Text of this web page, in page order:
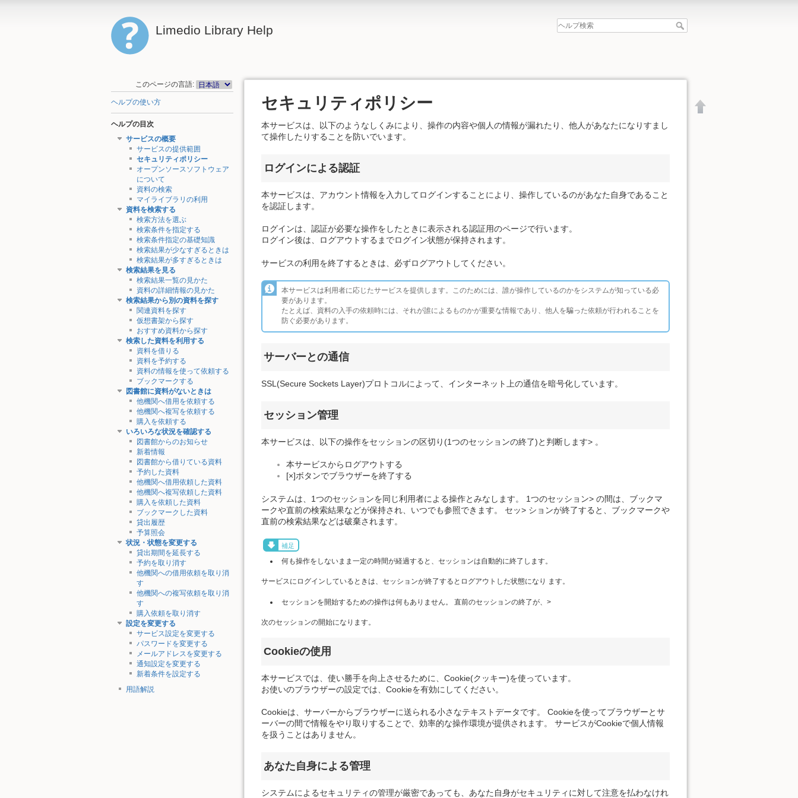
Limedio Library Help
このページの言語:
ヘルプの使い方
ヘルプの目次
サービスの概要
サービスの提供範囲
セキュリティポリシー
オープンソースソフトウェア
について
資料の検索
マイライブラリの利用
資料を検索する
検索方法を選ぶ
検索条件を指定する
検索条件指定の基礎知識
検索結果が少なすぎるときは
検索結果が多すぎるときは
検索結果を見る
検索結果一覧の見かた
資料の詳細情報の見かた
検索結果から別の資料を探す
関連資料を探す
仮想書架から探す
おすすめ資料から探す
検索した資料を利用する
資料を借りる
資料を予約する
資料の情報を使って依頼する
ブックマークする
図書館に資料がないときは
他機関へ借用を依頼する
他機関へ複写を依頼する
購入を依頼する
いろいろな状況を確認する
図書館からのお知らせ
新着情報
図書館から借りている資料
予約した資料
他機関へ借用依頼した資料
他機関へ複写依頼した資料
購入を依頼した資料
ブックマークした資料
貸出履歴
予算照会
状況・状態を変更する
貸出期間を延長する
予約を取り消す
他機関への借用依頼を取り消
す
他機関への複写依頼を取り消
す
購入依頼を取り消す
設定を変更する
サービス設定を変更する
パスワードを変更する
メールアドレスを変更する
通知設定を変更する
新着条件を設定する
用語解説
セキュリティポリシー
本サービスは、以下のようなしくみにより、操作の内容や個人の情報が漏れたり、他人があなたになりすまし
て操作したりすることを防いでいます。
ログインによる認証
本サービスは、アカウント情報を入力してログインすることにより、操作しているのがあなた自身であること
を認証します。
ログインは、認証が必要な操作をしたときに表示される認証用のページで行います。
ログイン後は、ログアウトするまでログイン状態が保持されます。
サービスの利用を終了するときは、必ずログアウトしてください。
本サービスは利用者に応じたサービスを提供します。このためには、誰が操作しているのかをシステムが知っている必
要があります。
たとえば、資料の入手の依頼時には、それが誰によるものかが重要な情報であり、他人を騙った依頼が行われることを
防ぐ必要があります。
サーバーとの通信
SSL(Secure Sockets Layer)プロトコルによって、インターネット上の通信を暗号化しています。
セッション管理
本サービスは、以下の操作をセッションの区切り(1つのセッションの終了)と判断します> 。
本サービスからログアウトする
[×]ボタンでブラウザーを終了する
システムは、1つのセッションを同じ利用者による操作とみなします。 1つのセッション> の間は、ブックマ
ークや直前の検索結果などが保持され、いつでも参照できます。 セッ> ションが終了すると、ブックマークや
直前の検索結果などは破棄されます。
補足
何も操作をしないまま一定の時間が経過すると、セッションは自動的に終了します。
サービスにログインしているときは、セッションが終了するとログアウトした状態になり ます。
セッションを開始するための操作は何もありません。 直前のセッションの終了が、>
次のセッションの開始になります。
Cookieの使用
本サービスでは、使い勝手を向上させるために、Cookie(クッキー)を使っています。
お使いのブラウザーの設定では、Cookieを有効にしてください。
Cookieは、サーバーからブラウザーに送られる小さなテキストデータです。 Cookieを使ってブラウザーとサ
ーバーの間で情報をやり取りすることで、効率的な操作環境が提供されます。 サービスがCookieで個人情報
を扱うことはありません。
あなた自身による管理
システムによるセキュリティの管理が厳密であっても、あなた自身がセキュリティに対して注意を払わなけれ